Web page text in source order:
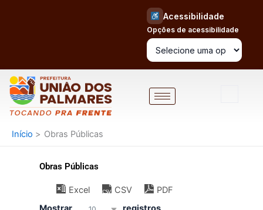
Acessibilidade
Opções de acessibilidade
Início Obras Públicas
Obras Públicas
Excel CSV
PDF